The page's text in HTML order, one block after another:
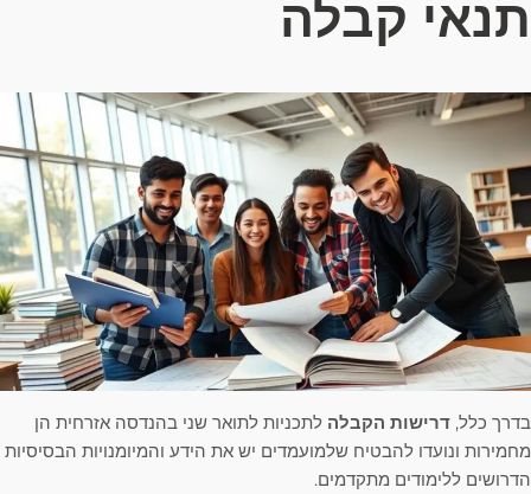
תנאי קבלה
בדרך כלל, דרישות הקבלה לתכניות לתואר שני בהנדסה אזרחית הן
מחמירות ונועדו להבטיח שלמועמדים יש את הידע והמיומנויות הבסיסיות
הדרושים ללימודים מתקדמים.